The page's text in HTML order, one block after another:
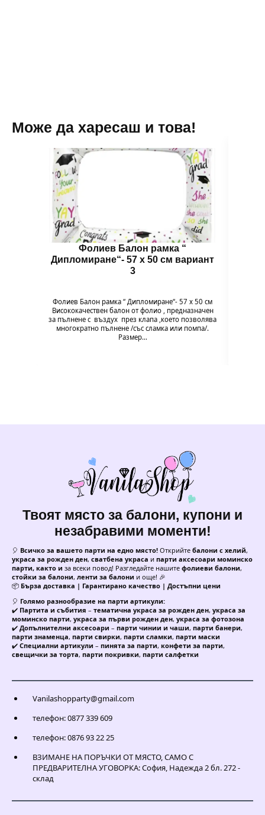
Може да харесаш и това!
Фолиев Балон рамка “
Дипломиране“- 57 х 50 см вариант
3
Фолиев Балон рамка “ Дипломиране“- 57 х 50 см
Висококачествен балон от фолио , предназначен
за пълнене с въздух през клапа ,което позволява
многократно пълнене /със сламка или помпа/.
Размер…
Твоят място за балони, купони и
незабравими моменти!
🎈 Всичко за вашето парти на едно място! Открийте балони с хелий,
украса за рожден ден, сватбена украса и парти аксесоари моминско
парти, както и за всеки повод! Разгледайте нашите фолиеви балони,
стойки за балони, ленти за балони и още! 🎉
📦 Бърза доставка | Гарантирано качество | Достъпни цени
🎈 Голямо разнообразие на парти артикули:
✔️ Партита и събития – тематична украса за рожден ден, украса за
моминско парти, украса за първи рожден ден, украса за фотозона
✔️ Допълнителни аксесоари – парти чинии и чаши, парти банери,
парти знаменца, парти свирки, парти сламки, парти маски
✔️ Специални артикули – пинята за парти, конфети за парти,
свещички за торта, парти покривки, парти салфетки
Vanilashopparty@gmail.com
телефон: 0877 339 609
телефон: 0876 93 22 25
ВЗИМАНЕ НА ПОРЪЧКИ ОТ МЯСТО, САМО С
ПРЕДВАРИТЕЛНА УГОВОРКА: София, Надежда 2 бл. 272 -
склад